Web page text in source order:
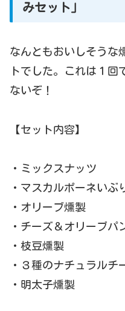
みセット」
なんともおいしそうな
トでした。これは１回
ないぞ！
【セット内容】
・ミックスナッツ
・マスカルポーネいぶ
・オリーブ燻製
・チーズ＆オリーブパ
・枝豆燻製
・３種のナチュラルチ
・明太子燻製